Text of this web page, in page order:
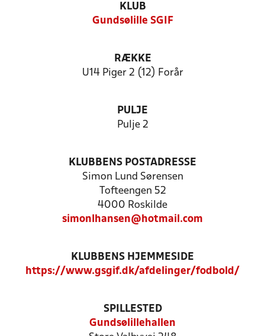
KLUB
Gundsølille SGIF
RÆKKE
U14 Piger 2 (12) Forår
PULJE
Pulje 2
KLUBBENS POSTADRESSE
Simon Lund Sørensen
Tofteengen 52
4000 Roskilde
simonlhansen@hotmail.com
KLUBBENS HJEMMESIDE
https://www.gsgif.dk/afdelinger/fodbold/
SPILLESTED
Gundsølillehallen